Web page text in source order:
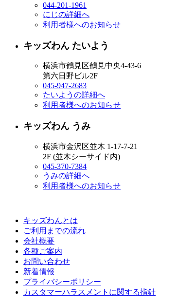
044-201-1961
にじの詳細へ
利用者様へのお知らせ
キッズわん たいよう
横浜市鶴見区鶴見中央4-43-6
第六日野ビル2F
045-947-2683
たいようの詳細へ
利用者様へのお知らせ
キッズわん うみ
横浜市金沢区並木 1-17-7-21
2F (並木シーサイド内)
045-370-7384
うみの詳細へ
利用者様へのお知らせ
キッズわんとは
ご利用までの流れ
会社概要
各種ご案内
お問い合わせ
新着情報
プライバシーポリシー
カスタマーハラスメントに関する指針